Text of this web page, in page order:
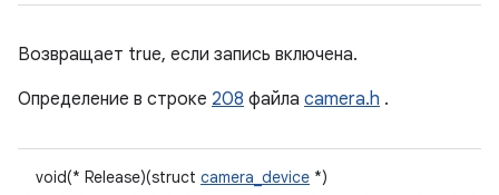
Возвращает true, если запись включена.
Определение в строке 208 файла camera.h .
void(* Release)(struct camera_device *)